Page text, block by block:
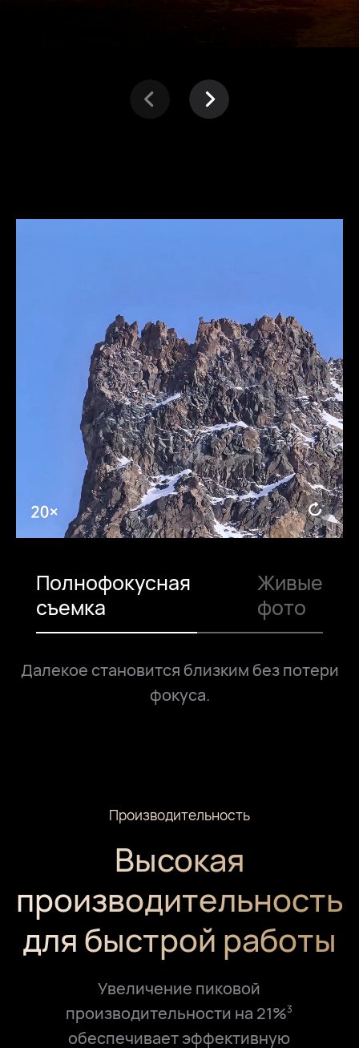
Полнофокусная
съемка
Живые
фото
Далекое становится близким без потери
фокуса.
Производительность
Высокая
производительность
для быстрой работы
Увеличение пиковой
производительности на 21%3
обеспечивает эффективную